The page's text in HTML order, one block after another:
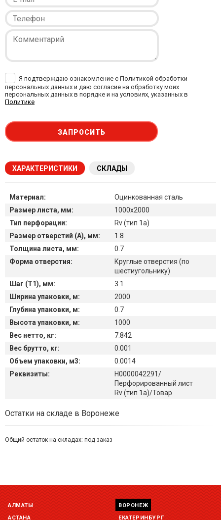
Я подтверждаю ознакомление с Политикой обработки
персональных данных и даю согласие на обработку моих
персональных данных в порядке и на условиях, указанных в
Политике
ЗАПРОСИТЬ
ХАРАКТЕРИСТИКИ СКЛАДЫ
Материал:
Оцинкованная сталь
Размер листа, мм:
1000х2000
Тип перфорации:
Rv (тип 1a)
Размер отверстий (A), мм:
1.8
Толщина листа, мм:
0.7
Форма отверстия:
Круглые отверстия (по
шестиугольнику)
Шаг (T1), мм:
3.1
Ширина упаковки, м:
2000
Глубина упаковки, м:
0.7
Высота упаковки, м:
1000
Вес нетто, кг:
7.842
Вес брутто, кг:
0.001
Объем упаковки, м3:
0.0014
Реквизиты:
Н0000042291/
Перфорированный лист
Rv (тип 1a)/Товар
Наличие товара на складах
Симферополь склад (г. Симферополь, ул. Монтажная, 33а)
остаток:под заказ
Склад Екатеринбург (г. Екатеринбург, ул. Бисертская, д.1)
остаток:под заказ
Остатки на складе в Воронеже
Общий остаток на складах: под заказ
АЛМАТЫ
АСТАНА
ВОРОНЕЖ
ЕКАТЕРИНБУРГ